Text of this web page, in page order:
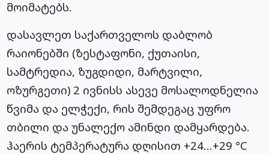
მოიმატებს.
დასავლეთ საქართველოს დაბლობ
რაიონებში (ზესტაფონი, ქუთაისი,
სამტრედია, ზუგდიდი, მარტვილი,
ოზურგეთი) 2 ივნისს ასევე მოსალოდნელია
წვიმა და ელჭექი, რის შემდეგაც უფრო
თბილი და უნალექო ამინდი დამყარდება.
ჰაერის ტემპერატურა დღისით +24…+29 °C